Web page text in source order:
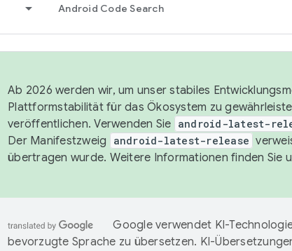
Android Code Search
Ab 2026 werden wir, um unser stabiles
Plattformstabilität für das Ökosystem zu
veröffentlichen. Verwenden Sie android-latest-
Der Manifestzweig
android-latest-release
übertragen wurde. Weitere Informationen finden Sie
Google verwendet KI-
bevorzugte Sprache zu übersetzen. KI-